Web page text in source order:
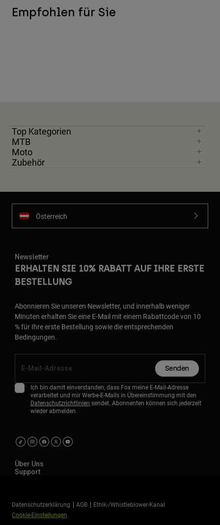
Empfohlen für Sie
Top Kategorien
MTB
Moto
Zubehör
Österreich
Newsletter
ERHALTEN SIE 10% RABATT AUF IHRE ERSTE
BESTELLUNG
Abonnieren Sie unseren Newsletter, und innerhalb weniger
Minuten erhalten Sie eine E-Mail mit einem Rabattcode von 10
% für Ihre erste Bestellung sowie die entsprechenden
Bedingungen.
Senden
Ich bin damit einverstanden, dass Fox meine E-Mail-Adresse
verarbeitet und mir Werbe-E-Mails in Übereinstimmung mit den
Datenschutzrichtlinien sendet. Abonnenten können sich jederzeit
wieder abmelden.
Über Uns
Support
Datenschutzerklärung AGB
Ethik-/Whistleblower-Kanal
Cookie-Einstellungen